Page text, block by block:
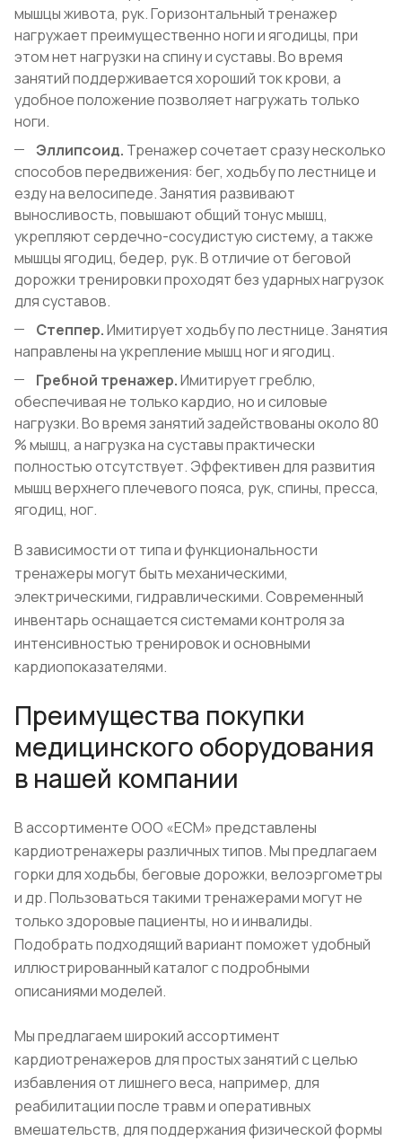
мышцы живота, рук. Горизонтальный тренажер
нагружает преимущественно ноги и ягодицы, при
этом нет нагрузки на спину и суставы. Во время
занятий поддерживается хороший ток крови, а
удобное положение позволяет нагружать только
ноги.
Эллипсоид. Тренажер сочетает сразу несколько
способов передвижения: бег, ходьбу по лестнице и
езду на велосипеде. Занятия развивают
выносливость, повышают общий тонус мышц,
укрепляют сердечно-сосудистую систему, а также
мышцы ягодиц, бедер, рук. В отличие от беговой
дорожки тренировки проходят без ударных нагрузок
для суставов.
Степпер.Имитирует ходьбу по лестнице. Занятия
направлены на укрепление мышц ног и ягодиц.
Гребной тренажер.Имитирует греблю,
обеспечивая не только кардио, но и силовые
нагрузки. Во время занятий задействованы около 80
% мышц, а нагрузка на суставы практически
полностью отсутствует. Эффективен для развития
мышц верхнего плечевого пояса, рук, спины, пресса,
ягодиц, ног.
В зависимости от типа и функциональности
тренажеры могут быть механическими,
электрическими, гидравлическими. Современный
инвентарь оснащается системами контроля за
интенсивностью тренировок и основными
кардиопоказателями.
Преимущества покупки
медицинского оборудования
в нашей компании
В ассортименте ООО «ЕСМ» представлены
кардиотренажеры различных типов. Мы предлагаем
горки для ходьбы, беговые дорожки, велоэргометры
и др. Пользоваться такими тренажерами могут не
только здоровые пациенты, но и инвалиды.
Подобрать подходящий вариант поможет удобный
иллюстрированный каталог с подробными
описаниями моделей.
Мы предлагаем широкий ассортимент
кардиотренажеров для простых занятий с целью
избавления от лишнего веса, например, для
реабилитации после травм и оперативных
вмешательств, для поддержания физической формы